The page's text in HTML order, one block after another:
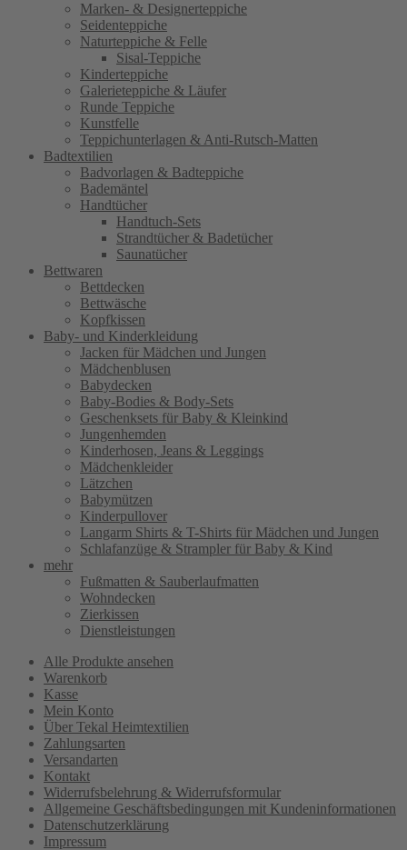
Marken- & Designerteppiche
Seidenteppiche
Naturteppiche & Felle
Sisal-Teppiche
Kinderteppiche
Galerieteppiche & Läufer
Runde Teppiche
Kunstfelle
Teppichunterlagen & Anti-Rutsch-Matten
Badtextilien
Badvorlagen & Badteppiche
Bademäntel
Handtücher
Handtuch-Sets
Strandtücher & Badetücher
Saunatücher
Bettwaren
Bettdecken
Bettwäsche
Kopfkissen
Baby- und Kinderkleidung
Jacken für Mädchen und Jungen
Mädchenblusen
Babydecken
Baby-Bodies & Body-Sets
Geschenksets für Baby & Kleinkind
Jungenhemden
Kinderhosen, Jeans & Leggings
Mädchenkleider
Lätzchen
Babymützen
Kinderpullover
Langarm Shirts & T-Shirts für Mädchen und Jungen
Schlafanzüge & Strampler für Baby & Kind
mehr
Fußmatten & Sauberlaufmatten
Wohndecken
Zierkissen
Dienstleistungen
Alle Produkte ansehen
Warenkorb
Kasse
Mein Konto
Über Tekal Heimtextilien
Zahlungsarten
Versandarten
Kontakt
Widerrufsbelehrung & Widerrufsformular
Allgemeine Geschäftsbedingungen mit Kundeninformationen
Datenschutzerklärung
Impressum